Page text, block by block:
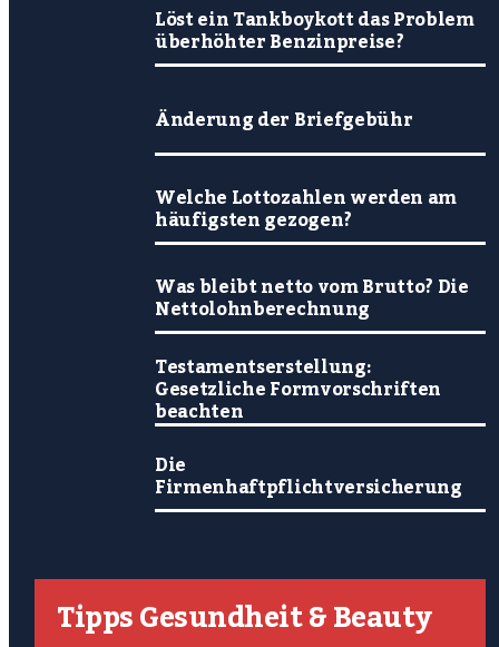
Löst ein Tankboykott das Problem
überhöhter Benzinpreise?
Änderung der Briefgebühr
Welche Lottozahlen werden am
häufigsten gezogen?
Was bleibt netto vom Brutto? Die
Nettolohnberechnung
Testamentserstellung:
Gesetzliche Formvorschriften
beachten
Die
Firmenhaftpflichtversicherung
Tipps Gesundheit & Beauty